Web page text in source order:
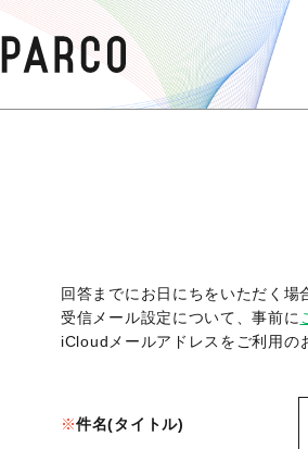
回答までにお日にちをいただく場
受信メール設定について、事前に
iCloudメールアドレスをご利用の
件名(タイトル)